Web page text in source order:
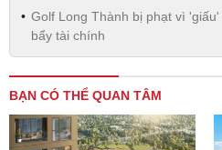
Golf Long Thành bị phạt vì
bẩy tài chính
BẠN CÓ THỂ QUAN TÂM